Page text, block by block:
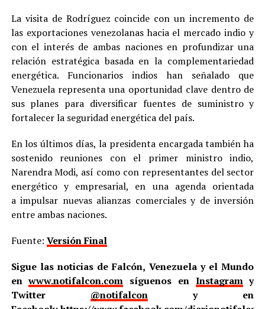
La visita de Rodríguez coincide con un incremento de
las exportaciones venezolanas hacia el mercado indio y
con el interés de ambas naciones en profundizar una
relación estratégica basada en la complementariedad
energética. Funcionarios indios han señalado que
Venezuela representa una oportunidad clave dentro de
sus planes para diversificar fuentes de suministro y
fortalecer la seguridad energética del país.
En los últimos días, la presidenta encargada también ha
sostenido reuniones con el primer ministro indio,
Narendra Modi, así como con representantes del sector
energético y empresarial, en una agenda orientada
a impulsar nuevas alianzas comerciales y de inversión
entre ambas naciones.
Fuente: Versión Final
Sigue las noticias de Falcón, Venezuela y el Mundo
enwww.notifalcon.com síguenos en Instagramy
Twitter @notifalcony en